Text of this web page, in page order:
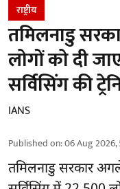
राष्ट्रीय
तमिलनाडु
लोगों को दी
सर्विसिंग की
IANS
Published on:06 Aug 2026,
तमिलनाडु सरकारअगले